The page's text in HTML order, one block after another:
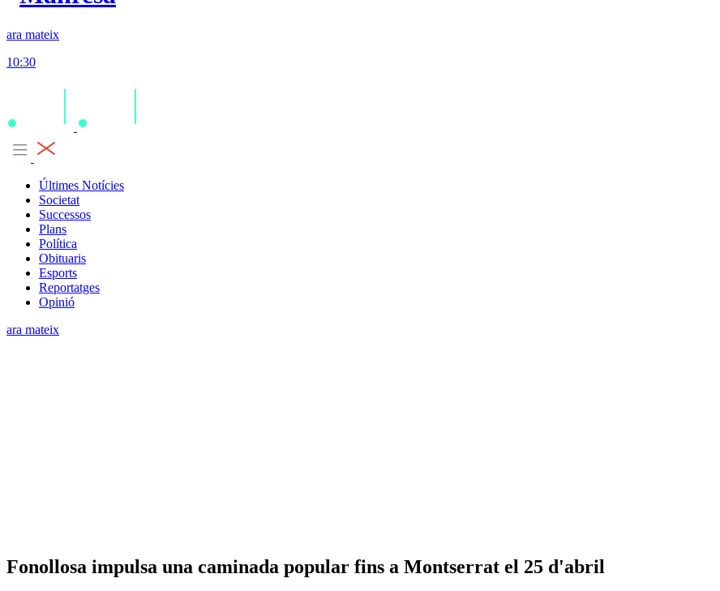
ara mateix
10:30
Últimes Notícies
Societat
Successos
Plans
Política
Obituaris
Esports
Reportatges
Opinió
ara mateix
Fonollosa impulsa una caminada popular fins a Montserrat el 25 d'abril